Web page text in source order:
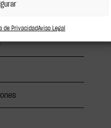
de PrivacidadAviso Legal